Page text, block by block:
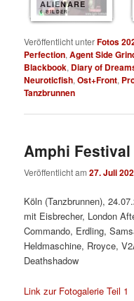
ALIENARE
6 BILDER
Veröffentlicht unterFotos
Perfection,Agent Side
Blackbook, Diary of
Neuroticfish,Ost+Front,
Tanzbrunnen
Amphi Festival
Veröffentlicht am27. Juli
Köln (Tanzbrunnen),
mit Eisbrecher, London
Commando, Erdling,
Heldmaschine, Rroyce,
Deathshadow
Link zur Fotogalerie Teil 1